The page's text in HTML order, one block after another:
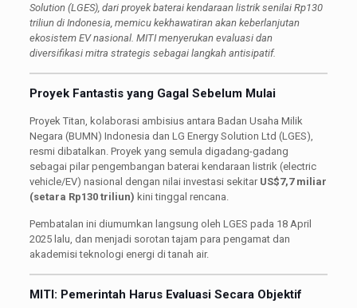
Solution (LGES), dari proyek baterai kendaraan listrik senilai Rp130
triliun di Indonesia, memicu kekhawatiran akan keberlanjutan
ekosistem EV nasional. MITI menyerukan evaluasi dan
diversifikasi mitra strategis sebagai langkah antisipatif.
Proyek Fantastis yang Gagal Sebelum Mulai
Proyek Titan, kolaborasi ambisius antara Badan Usaha Milik
Negara (BUMN) Indonesia dan LG Energy Solution Ltd (LGES),
resmi dibatalkan. Proyek yang semula digadang-gadang
sebagai pilar pengembangan baterai kendaraan listrik (electric
vehicle/EV) nasional dengan nilai investasi sekitar US$7,7 miliar
(setara Rp130 triliun) kini tinggal rencana.
Pembatalan ini diumumkan langsung oleh LGES pada 18 April
2025 lalu, dan menjadi sorotan tajam para pengamat dan
akademisi teknologi energi di tanah air.
MITI: Pemerintah Harus Evaluasi Secara Objektif